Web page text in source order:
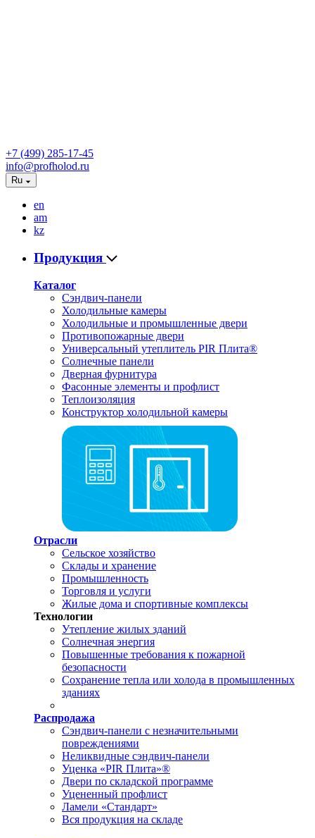
+7 (499) 285-17-45
info@profholod.ru
Ru
en
am
kz
Продукция
Каталог
Сэндвич-панели
Холодильные камеры
Холодильные и промышленные двери
Противопожарные двери
Универсальный утеплитель PIR Плита®
Солнечные панели
Дверная фурнитура
Фасонные элементы и профлист
Теплоизоляция
Конструктор холодильной камеры
Отрасли
Сельское хозяйство
Склады и хранение
Промышленность
Торговля и услуги
Жилые дома и спортивные комплексы
Технологии
Утепление жилых зданий
Солнечная энергия
Повышенные требования к пожарной
безопасности
Сохранение тепла или холода в промышленных
зданиях
Распродажа
Сэндвич-панели с незначительными
повреждениями
Неликвидные сэндвич-панели
Уценка «PIR Плита»®
Двери по складской программе
Уцененный профлист
Ламели «Стандарт»
Вся продукция на складе